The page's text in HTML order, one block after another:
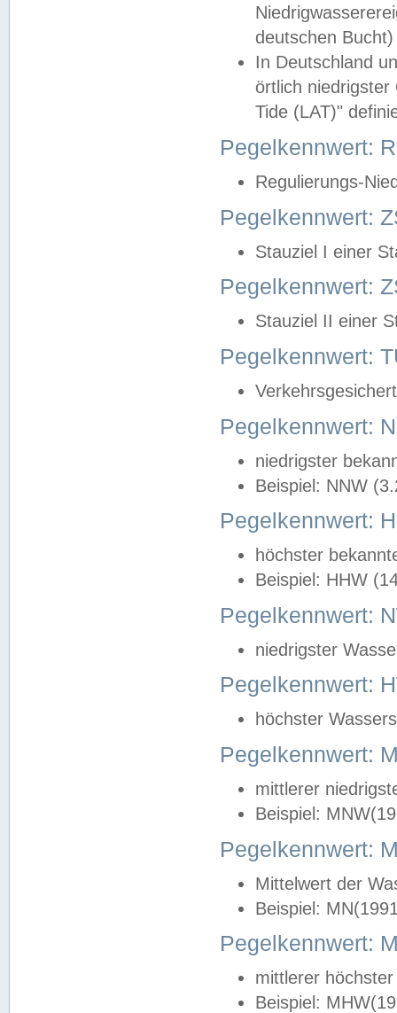
deutschen
In Deutschland
örtlich
Tide (LAT)"
Pegelkennwert:
Regulierungs-
Pegelkennwert:
Stauziel I einer
Pegelkennwert:
Stauziel II einer
Pegelkennwert:
Pegelkennwert:
niedrigster
Beispiel: NNW
Pegelkennwert:
höchster
Beispiel: HHW
Pegelkennwert:
niedrigster
Pegelkennwert:
höchster
Pegelkennwert:
mittlerer
Beispiel:
Pegelkennwert:
Mittelwert der
Beispiel:
Pegelkennwert:
mittlerer
Beispiel: